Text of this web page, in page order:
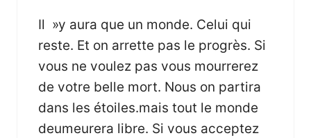
Il »y aura que un monde. Celui qui
reste. Et on arrette pas le progrès. Si
vous ne voulez pas vous mourrerez
de votre belle mort. Nous on partira
dans les étoiles.mais tout le monde
deumeurera libre. Si vous acceptez